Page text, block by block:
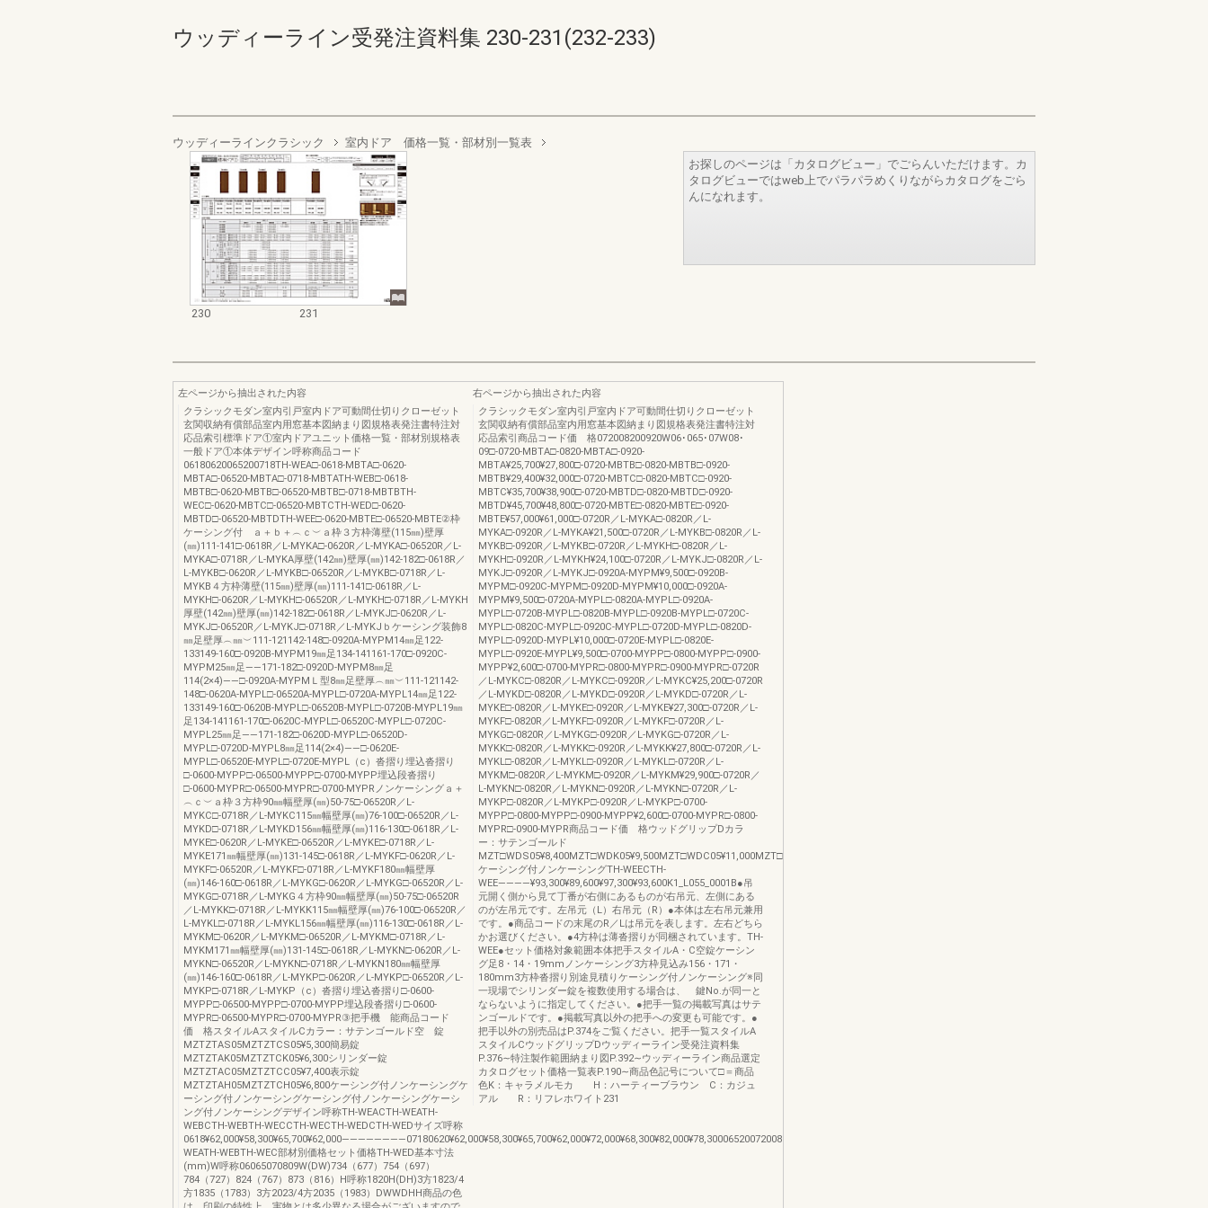
ウッディーライン受発注資料集 230-231(232-233)
ウッディーラインクラシック 室内ドア 価格一覧・部材別一覧表
230 231
お探しのページは「カタログビュー」でごらんいただけます。カ
タログビューではweb上でパラパラめくりながらカタログをごら
んになれます。
左ページから抽出された内容
クラシックモダン室内引戸室内ドア可動間仕切りクローゼット
玄関収納有償部品室内用窓基本図納まり図規格表発注書特注対
応品索引標準ドア①室内ドアユニット価格一覧・部材別規格表
一般ドア①本体デザイン呼称商品コード
06180620065200718TH-WEA□-0618-MBTA□-0620-
MBTA□-06520-MBTA□-0718-MBTATH-WEB□-0618-
MBTB□-0620-MBTB□-06520-MBTB□-0718-MBTBTH-
WEC□-0620-MBTC□-06520-MBTCTH-WED□-0620-
MBTD□-06520-MBTDTH-WEE□-0620-MBTE□-06520-MBTE②枠
ケーシング付 ａ＋ｂ＋︵ｃ︶ａ枠３方枠薄壁(115㎜)壁厚
(㎜)111-141□-0618R／L-MYKA□-0620R／L-MYKA□-06520R／L-
MYKA□-0718R／L-MYKA厚壁(142㎜)壁厚(㎜)142-182□-0618R／
L-MYKB□-0620R／L-MYKB□-06520R／L-MYKB□-0718R／L-
MYKB４方枠薄壁(115㎜)壁厚(㎜)111-141□-0618R／L-
MYKH□-0620R／L-MYKH□-06520R／L-MYKH□-0718R／L-MYKH
厚壁(142㎜)壁厚(㎜)142-182□-0618R／L-MYKJ□-0620R／L-
MYKJ□-06520R／L-MYKJ□-0718R／L-MYKJｂケーシング装飾8
㎜足壁厚︵㎜︶111-121142-148□-0920A-MYPM14㎜足122-
133149-160□-0920B-MYPM19㎜足134-141161-170□-0920C-
MYPM25㎜足――171-182□-0920D-MYPM8㎜足
114(2×4)――□-0920A-MYPMＬ型8㎜足壁厚︵㎜︶111-121142-
148□-0620A-MYPL□-06520A-MYPL□-0720A-MYPL14㎜足122-
133149-160□-0620B-MYPL□-06520B-MYPL□-0720B-MYPL19㎜
足134-141161-170□-0620C-MYPL□-06520C-MYPL□-0720C-
MYPL25㎜足――171-182□-0620D-MYPL□-06520D-
MYPL□-0720D-MYPL8㎜足114(2×4)――□-0620E-
MYPL□-06520E-MYPL□-0720E-MYPL（c）沓摺り埋込沓摺り
□-0600-MYPP□-06500-MYPP□-0700-MYPP埋込段沓摺り
□-0600-MYPR□-06500-MYPR□-0700-MYPRノンケーシングａ＋
︵ｃ︶ａ枠３方枠90㎜幅壁厚(㎜)50-75□-06520R／L-
MYKC□-0718R／L-MYKC115㎜幅壁厚(㎜)76-100□-06520R／L-
MYKD□-0718R／L-MYKD156㎜幅壁厚(㎜)116-130□-0618R／L-
MYKE□-0620R／L-MYKE□-06520R／L-MYKE□-0718R／L-
MYKE171㎜幅壁厚(㎜)131-145□-0618R／L-MYKF□-0620R／L-
MYKF□-06520R／L-MYKF□-0718R／L-MYKF180㎜幅壁厚
(㎜)146-160□-0618R／L-MYKG□-0620R／L-MYKG□-06520R／L-
MYKG□-0718R／L-MYKG４方枠90㎜幅壁厚(㎜)50-75□-06520R
／L-MYKK□-0718R／L-MYKK115㎜幅壁厚(㎜)76-100□-06520R／
L-MYKL□-0718R／L-MYKL156㎜幅壁厚(㎜)116-130□-0618R／L-
MYKM□-0620R／L-MYKM□-06520R／L-MYKM□-0718R／L-
MYKM171㎜幅壁厚(㎜)131-145□-0618R／L-MYKN□-0620R／L-
MYKN□-06520R／L-MYKN□-0718R／L-MYKN180㎜幅壁厚
(㎜)146-160□-0618R／L-MYKP□-0620R／L-MYKP□-06520R／L-
MYKP□-0718R／L-MYKP（c）沓摺り埋込沓摺り□-0600-
MYPP□-06500-MYPP□-0700-MYPP埋込段沓摺り□-0600-
MYPR□-06500-MYPR□-0700-MYPR③把手機 能商品コード
価 格スタイルAスタイルCカラー：サテンゴールド空 錠
MZTZTAS05MZTZTCS05¥5,300簡易錠
MZTZTAK05MZTZTCK05¥6,300シリンダー錠
MZTZTAC05MZTZTCC05¥7,400表示錠
MZTZTAH05MZTZTCH05¥6,800ケーシング付ノンケーシングケ
ーシング付ノンケーシングケーシング付ノンケーシングケーシ
ング付ノンケーシングデザイン呼称TH-WEACTH-WEATH-
WEBCTH-WEBTH-WECCTH-WECTH-WEDCTH-WEDサイズ呼称
0618¥62,000¥58,300¥65,700¥62,000――――――――07180620¥62,000¥58,300¥65,700¥62,000¥72,000¥68,300¥82,000¥78,3000652007200820¥64,100¥60,400¥68,300¥64,600¥75,200¥71,500¥85,100¥81,4000920TH-
WEATH-WEBTH-WEC部材別価格セット価格TH-WED基本寸法
(mm)W呼称06065070809W(DW)734（677）754（697）
784（727）824（767）873（816）H呼称1820H(DH)3方1823/4
方1835（1783）3方2023/4方2035（1983）DWWDHH商品の色
右ページから抽出された内容
クラシックモダン室内引戸室内ドア可動間仕切りクローゼット
玄関収納有償部品室内用窓基本図納まり図規格表発注書特注対
応品索引商品コード価 格072008200920W06･065･07W08･
09□-0720-MBTA□-0820-MBTA□-0920-
MBTA¥25,700¥27,800□-0720-MBTB□-0820-MBTB□-0920-
MBTB¥29,400¥32,000□-0720-MBTC□-0820-MBTC□-0920-
MBTC¥35,700¥38,900□-0720-MBTD□-0820-MBTD□-0920-
MBTD¥45,700¥48,800□-0720-MBTE□-0820-MBTE□-0920-
MBTE¥57,000¥61,000□-0720R／L-MYKA□-0820R／L-
MYKA□-0920R／L-MYKA¥21,500□-0720R／L-MYKB□-0820R／L-
MYKB□-0920R／L-MYKB□-0720R／L-MYKH□-0820R／L-
MYKH□-0920R／L-MYKH¥24,100□-0720R／L-MYKJ□-0820R／L-
MYKJ□-0920R／L-MYKJ□-0920A-MYPM¥9,500□-0920B-
MYPM□-0920C-MYPM□-0920D-MYPM¥10,000□-0920A-
MYPM¥9,500□-0720A-MYPL□-0820A-MYPL□-0920A-
MYPL□-0720B-MYPL□-0820B-MYPL□-0920B-MYPL□-0720C-
MYPL□-0820C-MYPL□-0920C-MYPL□-0720D-MYPL□-0820D-
MYPL□-0920D-MYPL¥10,000□-0720E-MYPL□-0820E-
MYPL□-0920E-MYPL¥9,500□-0700-MYPP□-0800-MYPP□-0900-
MYPP¥2,600□-0700-MYPR□-0800-MYPR□-0900-MYPR□-0720R
／L-MYKC□-0820R／L-MYKC□-0920R／L-MYKC¥25,200□-0720R
／L-MYKD□-0820R／L-MYKD□-0920R／L-MYKD□-0720R／L-
MYKE□-0820R／L-MYKE□-0920R／L-MYKE¥27,300□-0720R／L-
MYKF□-0820R／L-MYKF□-0920R／L-MYKF□-0720R／L-
MYKG□-0820R／L-MYKG□-0920R／L-MYKG□-0720R／L-
MYKK□-0820R／L-MYKK□-0920R／L-MYKK¥27,800□-0720R／L-
MYKL□-0820R／L-MYKL□-0920R／L-MYKL□-0720R／L-
MYKM□-0820R／L-MYKM□-0920R／L-MYKM¥29,900□-0720R／
L-MYKN□-0820R／L-MYKN□-0920R／L-MYKN□-0720R／L-
MYKP□-0820R／L-MYKP□-0920R／L-MYKP□-0700-
MYPP□-0800-MYPP□-0900-MYPP¥2,600□-0700-MYPR□-0800-
MYPR□-0900-MYPR商品コード価 格ウッドグリップDカラ
ー：サテンゴールド
MZT□WDS05¥8,400MZT□WDK05¥9,500MZT□WDC05¥11,000MZT□WDH05¥10,000K1_L055_0002B
ケーシング付ノンケーシングTH-WEECTH-
WEE――――¥93,300¥89,600¥97,300¥93,600K1_L055_0001B●吊
元開く側から見て丁番が右側にあるものが右吊元、左側にある
のが左吊元です。左吊元（L）右吊元（R）●本体は左右吊元兼用
です。●商品コードの末尾のR／Lは吊元を表します。左右どちら
かお選びください。●4方枠は薄沓摺りが同梱されています。TH-
WEE●セット価格対象範囲本体把手スタイルA・C空錠ケーシン
グ足8・14・19mmノンケーシング3方枠見込み156・171・
180mm3方枠沓摺り別途見積りケーシング付ノンケーシング※同
一現場でシリンダー錠を複数使用する場合は、 鍵No.が同一と
ならないように指定してください。●把手一覧の掲載写真はサテ
ンゴールドです。●掲載写真以外の把手への変更も可能です。●
把手以外の別売品はP.374をご覧ください。把手一覧スタイルA
スタイルCウッドグリップDウッディーライン受発注資料集
P.376∼特注製作範囲納まり図P.392∼ウッディーライン商品選定
カタログセット価格一覧表P.190∼商品色記号について□＝商品
色K：キャラメルモカ H：ハーティーブラウン C：カジュ
アル R：リフレホワイト231